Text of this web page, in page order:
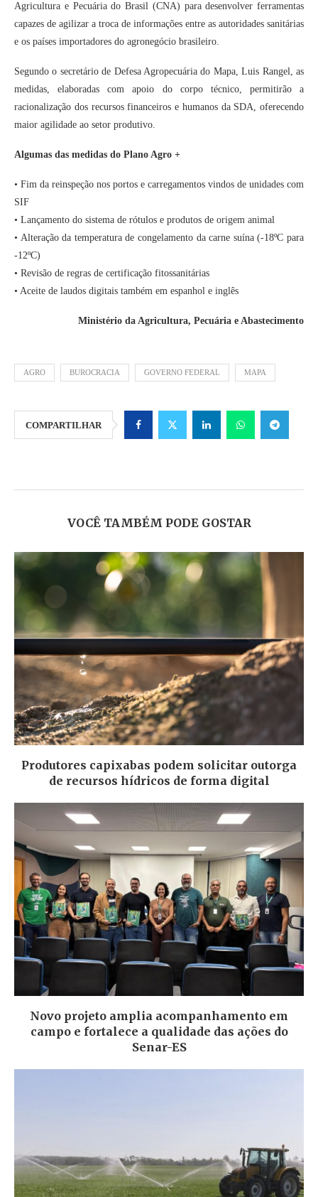
Agricultura e Pecuária do Brasil (CNA) para desenvolver ferramentas
capazes de agilizar a troca de informações entre as autoridades sanitárias
e os países importadores do agronegócio brasileiro.
Segundo o secretário de Defesa Agropecuária do Mapa, Luis Rangel, as
medidas, elaboradas com apoio do corpo técnico, permitirão a
racionalização dos recursos financeiros e humanos da SDA, oferecendo
maior agilidade ao setor produtivo.
Algumas das medidas do Plano Agro +
• Fim da reinspeção nos portos e carregamentos vindos de unidades com
SIF
• Lançamento do sistema de rótulos e produtos de origem animal
• Alteração da temperatura de congelamento da carne suína (-18ºC para
-12ºC)
• Revisão de regras de certificação fitossanitárias
• Aceite de laudos digitais também em espanhol e inglês
Ministério da Agricultura, Pecuária e Abastecimento
AGRO BUROCRACIA GOVERNO FEDERAL MAPA
COMPARTILHAR
VOCÊ TAMBÉM PODE GOSTAR
Produtores capixabas podem solicitar outorga
de recursos hídricos de forma digital
Novo projeto amplia acompanhamento em
campo e fortalece a qualidade das ações do
Senar-ES